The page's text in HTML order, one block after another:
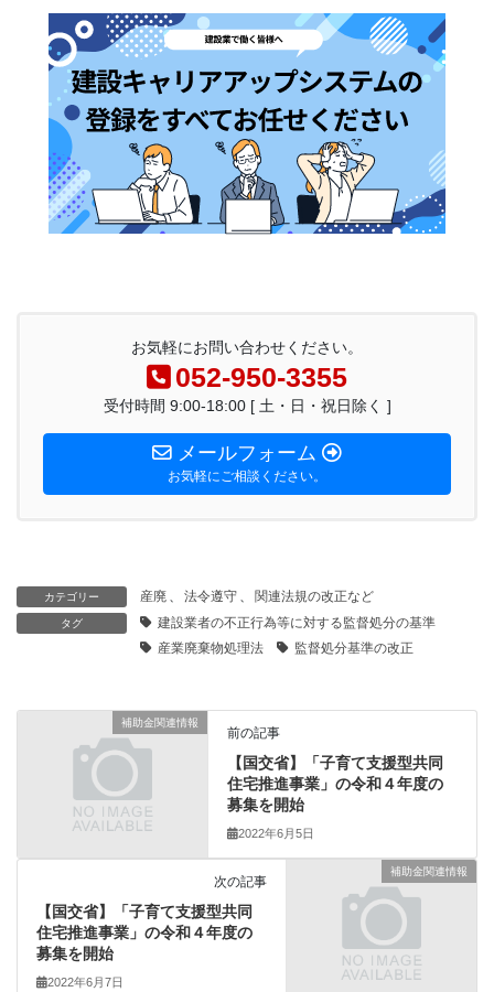
お気軽にお問い合わせください。
052-950-3355
受付時間 9:00-18:00 [ 土・日・祝日除く ]
メールフォーム
お気軽にご相談ください。
カテゴリー 産廃 法令遵守 関連法規の改正など
タグ
建設業者の不正行為等に対する監督処分の基準
産業廃棄物処理法
監督処分基準の改正
補助金関連情報
前の記事
【国交省】「子育て支援型共同
住宅推進事業」の令和４年度の
募集を開始
2022年6月5日
補助金関連情報
次の記事
【国交省】「子育て支援型共同
住宅推進事業」の令和４年度の
募集を開始
2022年6月7日